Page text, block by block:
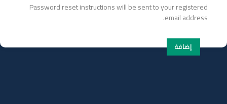
Password reset instructions will be sent to your registered
email address.